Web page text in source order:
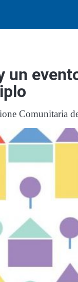
un
Comunitaria